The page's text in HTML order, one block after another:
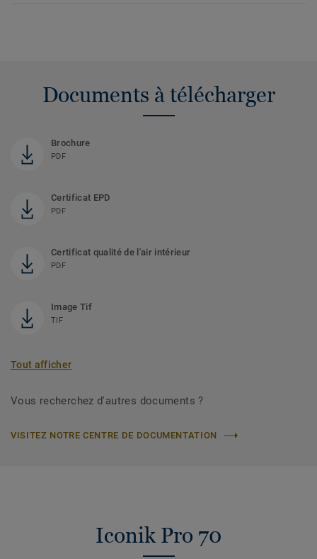
Documents à télécharger
Brochure
PDF
Certificat EPD
PDF
Certificat qualité de l'air intérieur
PDF
Image Tif
TIF
Tout afficher
Vous recherchez d'autres documents ?
VISITEZ NOTRE CENTRE DE DOCUMENTATION
Iconik Pro 70